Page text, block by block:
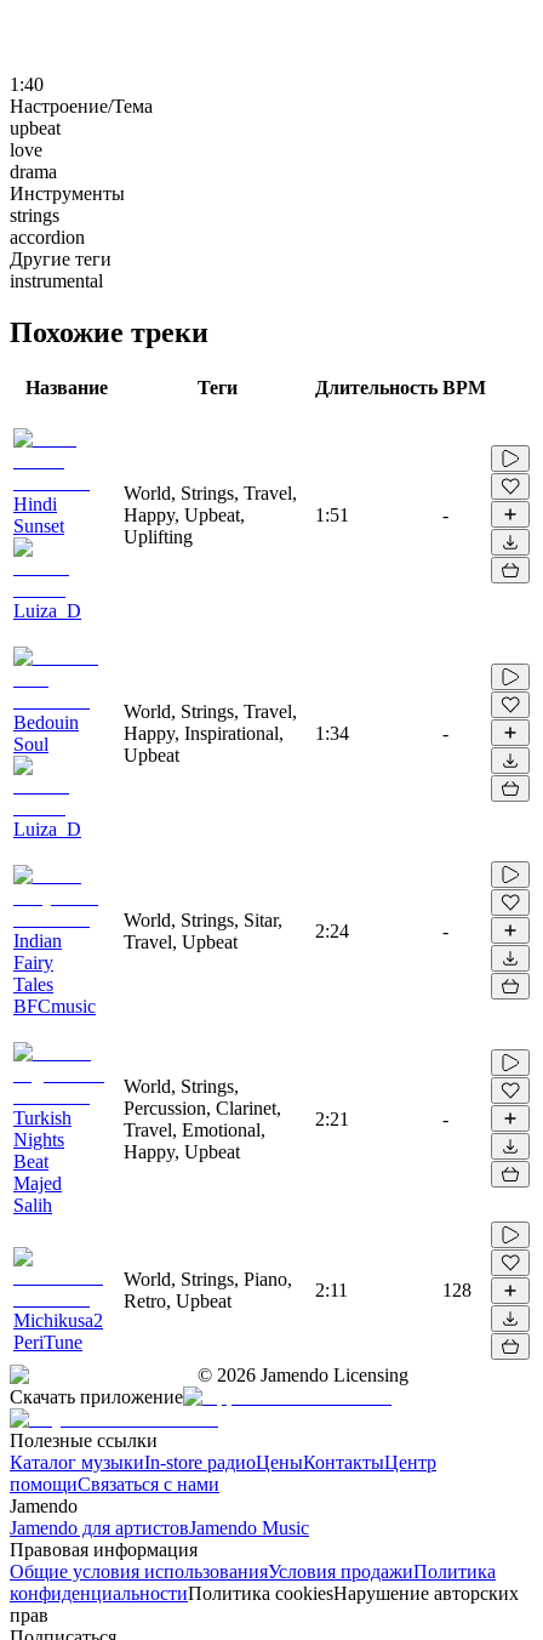
1:40
Настроение/Тема
upbeat
love
drama
Инструменты
strings
accordion
Другие теги
instrumental
Похожие треки
Название Теги Длительность BPM
Hindi
Sunset
Luiza_D
World, Strings, Travel,
Happy, Upbeat,
Uplifting
1:51 -
Bedouin
Soul
Luiza_D
World, Strings, Travel,
Happy, Inspirational,
Upbeat
1:34 -
Indian
Fairy
Tales
BFCmusic
World, Strings, Sitar,
Travel, Upbeat
2:24 -
Turkish
Nights
Beat
Majed
Salih
World, Strings,
Percussion, Clarinet,
Travel, Emotional,
Happy, Upbeat
2:21 -
Michikusa2
PeriTune
World, Strings, Piano,
Retro, Upbeat
2:11 128
© 2026 Jamendo Licensing
Скачать приложение
Полезные ссылки
Каталог музыкиIn-store радиоЦеныКонтактыЦентр
помощиСвязаться с нами
Jamendo
Jamendo для артистовJamendo Music
Правовая информация
Общие условия использованияУсловия продажиПолитика
конфиденциальностиПолитика cookiesНарушение авторских
прав